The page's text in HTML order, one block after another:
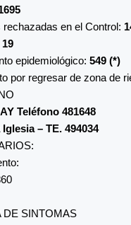
en el Control:
19
epidemiológico: 549 (*)
por regresar de zona de
Teléfono 481648
– TE. 494034
DE SINTOMAS